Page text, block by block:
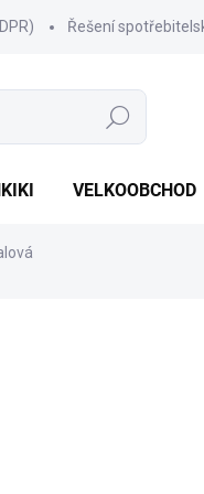
Řešení
Hledat
VELKOOBCHOD